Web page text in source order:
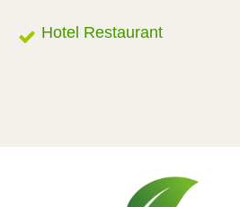
Hotel Restaurant